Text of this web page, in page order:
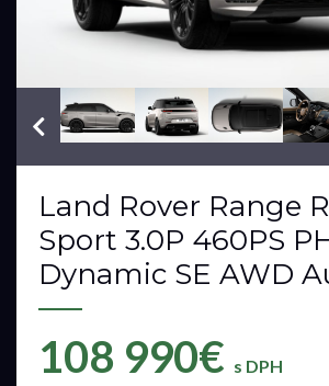
VIN: SAL1A2B4XTA658803
Land Rover Range
Sport 3.0P 460PS
Dynamic SE AWD
108 990€ s DPH